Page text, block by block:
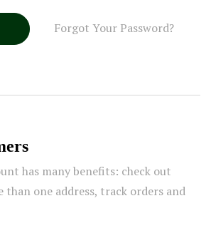
Forgot Your Password?
has many benefits: check out
than one address, track orders and